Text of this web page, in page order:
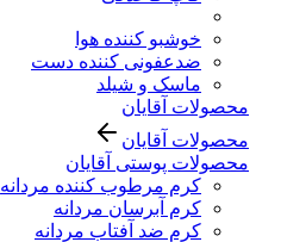
خوشبو کننده هوا
ضدعفونی کننده دست
ماسک و شیلد
محصولات آقایان
محصولات آقایان
محصولات پوستی آقایان
کرم مرطوب کننده مردانه
کرم آبرسان مردانه
کرم ضد آفتاب مردانه